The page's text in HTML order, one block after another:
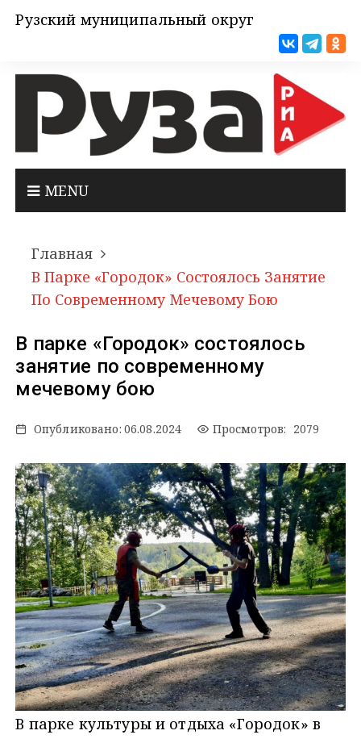
Рузский муниципальный округ
MENU
Главная
В Парке «Городок» Состоялось Занятие
По Современному Мечевому Бою
В парке «Городок» состоялось
занятие по современному
мечевому бою
Опубликовано: 06.08.2024 Просмотров: 2079
В парке культуры и отдыха «Городок» в